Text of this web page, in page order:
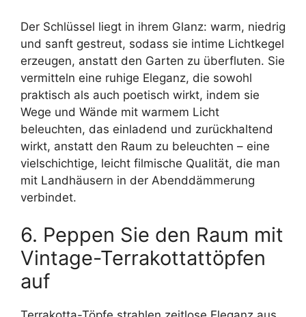
Der Schlüssel liegt in ihrem Glanz: warm, niedrig
und sanft gestreut, sodass sie intime Lichtkegel
erzeugen, anstatt den Garten zu überfluten. Sie
vermitteln eine ruhige Eleganz, die sowohl
praktisch als auch poetisch wirkt, indem sie
Wege und Wände mit warmem Licht
beleuchten, das einladend und zurückhaltend
wirkt, anstatt den Raum zu beleuchten – eine
vielschichtige, leicht filmische Qualität, die man
mit Landhäusern in der Abenddämmerung
verbindet.
6. Peppen Sie den Raum mit
Vintage-Terrakottattöpfen
auf